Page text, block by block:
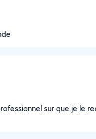
sur que je le